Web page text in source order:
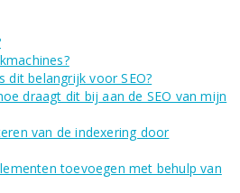
belangrijk voor SEO?
draagt dit bij aan de SEO van mijn
van de indexering door
toevoegen met behulp van